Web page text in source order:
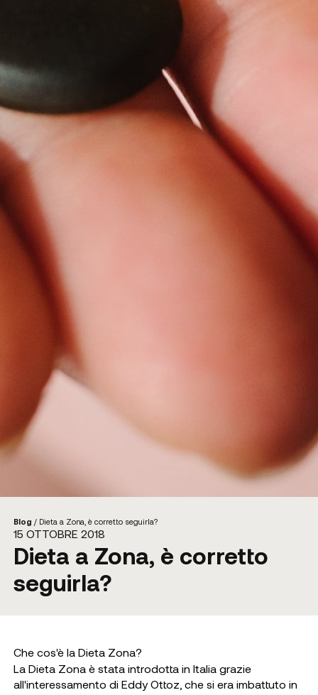
Blog / Dieta a Zona, è corretto seguirla?
15 OTTOBRE 2018
Dieta a Zona, è corretto
seguirla?
Che cos'è la Dieta Zona?
La Dieta Zona è stata introdotta in Italia grazie
all'interessamento di Eddy Ottoz, che si era imbattuto in